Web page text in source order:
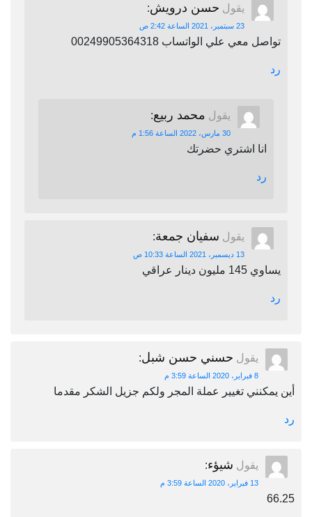
يقول حسن درويش:
23 سبتمبر، 2021 الساعة 2:42 ص
تواصل معي علي الواتساب 00249905364318
رد
يقول محمد ربيع:
30 مارس، 2022 الساعة 1:56 م
انا اشتري حضرتك
رد
يقول سفيان جمعة:
13 ديسمبر، 2021 الساعة 10:33 ص
يساوي 145 مليون دينار عراقي
رد
يقول حسني حسن شبل:
8 فبراير، 2020 الساعة 3:59 م
أين يمكنني تغيير عملة المجر ولكم جزيل الشكر مقدما
رد
يقول شيؤء:
13 فبراير، 2020 الساعة 3:59 م
66.25